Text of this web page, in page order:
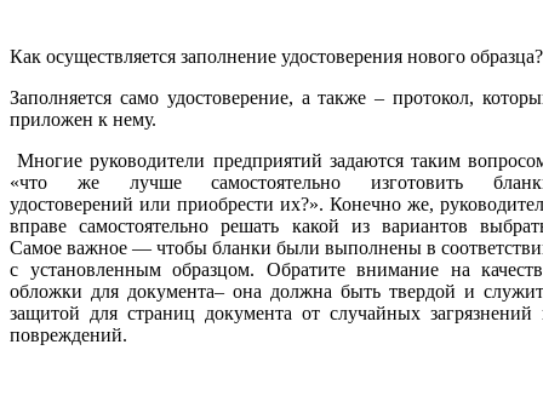
Как осуществляется заполнение удостоверения нового образца?
Заполняется само удостоверение, а также – протокол,
приложен к нему.
Многие руководители предприятий задаются таким
«что же лучше самостоятельно изготовить
удостоверений или приобрести их?». Конечно же,
вправе самостоятельно решать какой из вариантов
Самое важное — чтобы бланки были выполнены в
с установленным образцом. Обратите внимание на
обложки для документа– она должна быть твердой и
защитой для страниц документа от случайных загрязнений
повреждений.